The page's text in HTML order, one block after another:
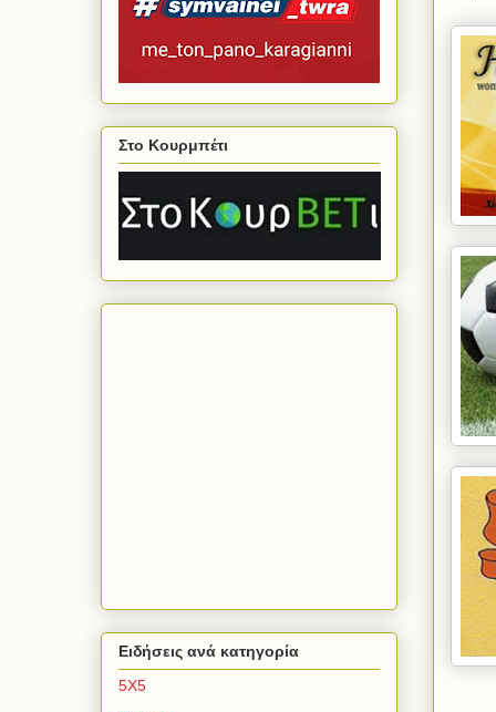
Στο Κουρμπέτι
Ειδήσεις ανά κατηγορία
5Χ5